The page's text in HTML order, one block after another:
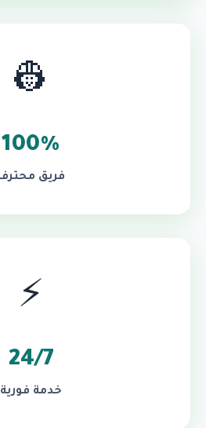
👷
100%
فريق
⚡
24/7
خدمة فورية